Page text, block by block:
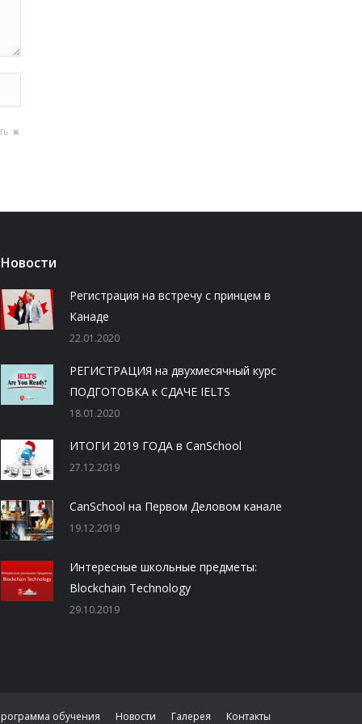
Новости
Регистрация на встречу с принцем в
Канаде
22.01.2020
РЕГИСТРАЦИЯ на двухмесячный курс
ПОДГОТОВКА к СДАЧЕ IELTS
18.01.2020
ИТОГИ 2019 ГОДА в CanSchool
27.12.2019
CanSchool на Первом Деловом канале
19.12.2019
Интересные школьные предметы:
Blockchain Technology
29.10.2019
обучения Новости Галерея Контакты